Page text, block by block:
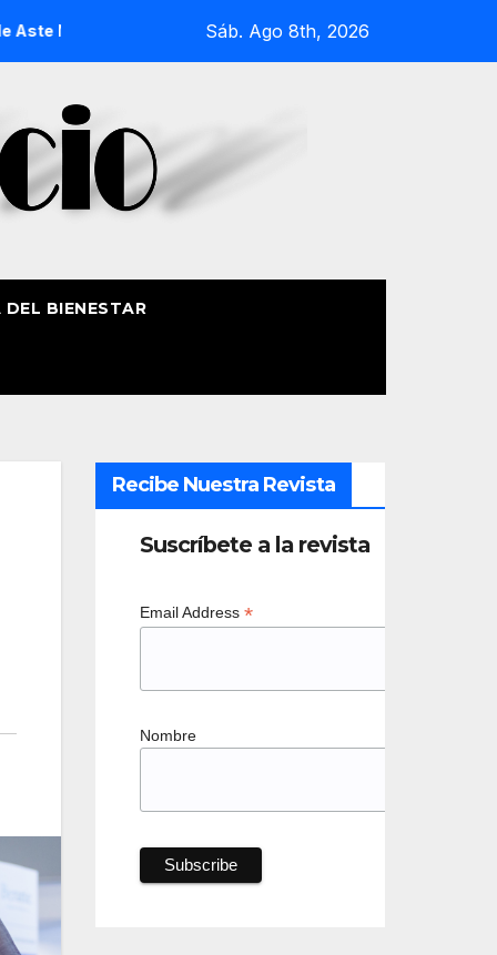
2026 La Procesión Náutica de la Amatxu de
Sáb. Ago 8th, 2026
DEL BIENESTAR
Recibe Nuestra Revista
Suscríbete a la revista
Email Address *
Nombre